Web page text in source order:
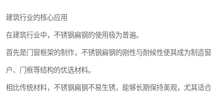
建筑行业的核心应用
在建筑行业中，不锈钢扁钢的使用极为普遍。
首先是门窗框架的制作，不锈钢扁钢的刚性与耐候性使其成为制造窗
户、门框等结构的优选材料。
相比传统材料，不锈钢扁钢不易生锈，能够长期保持美观，尤其适合